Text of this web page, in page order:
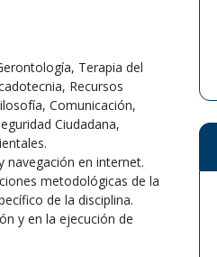
Terapia del
Recursos
Comunicación,
Ciudadana,
navegación en internet.
metodológicas de la
de la disciplina.
y en la ejecución de